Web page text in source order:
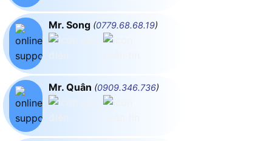
Mr. Song (0779.68.68.19)
Mr. Quân (0909.346.736)